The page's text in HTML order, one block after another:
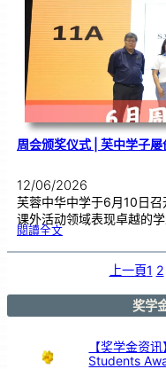
力
学
生
提
周会颁奖仪式 | 芙中学子屡
12/06/2026
芙蓉中华中学于6月10日
课外活动领域表现卓越的
閱讀全文:周
奖
子
学
上一頁1 2
奖学
【奖学金资
Students